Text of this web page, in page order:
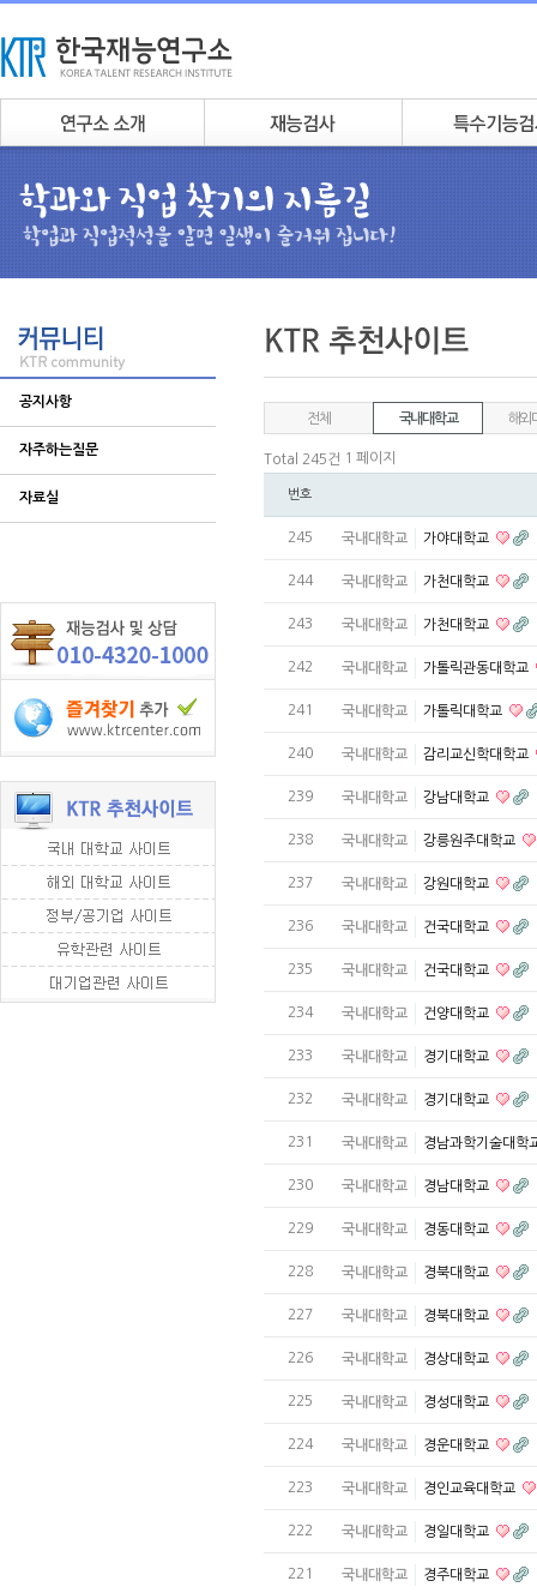
공지사항
자주하는질문
자료실
전체 국내대학교 해외
Total 245건 1 페이지
번호
245 국내대학교 가야대학교
244 국내대학교 가천대학교
243 국내대학교 가천대학교
242 국내대학교 가톨릭관동대학교
241 국내대학교 가톨릭대학교
240 국내대학교 감리교신학대학교
239 국내대학교 강남대학교
238 국내대학교 강릉원주대학교
237 국내대학교 강원대학교
236 국내대학교 건국대학교
235 국내대학교 건국대학교
234 국내대학교 건양대학교
233 국내대학교 경기대학교
232 국내대학교 경기대학교
231 국내대학교 경남과학기술대학
230 국내대학교 경남대학교
229 국내대학교 경동대학교
228 국내대학교 경북대학교
227 국내대학교 경북대학교
226 국내대학교 경상대학교
225 국내대학교 경성대학교
224 국내대학교 경운대학교
223 국내대학교 경인교육대학교
222 국내대학교 경일대학교
221 국내대학교 경주대학교